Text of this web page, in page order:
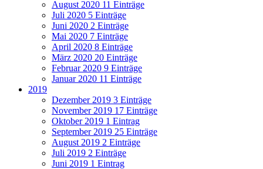
August 2020 11 Einträge
Juli 2020 5 Einträge
Juni 2020 2 Einträge
Mai 2020 7 Einträge
April 2020 8 Einträge
März 2020 20 Einträge
Februar 2020 9 Einträge
Januar 2020 11 Einträge
2019
Dezember 2019 3 Einträge
November 2019 17 Einträge
Oktober 2019 1 Eintrag
September 2019 25 Einträge
August 2019 2 Einträge
Juli 2019 2 Einträge
Juni 2019 1 Eintrag